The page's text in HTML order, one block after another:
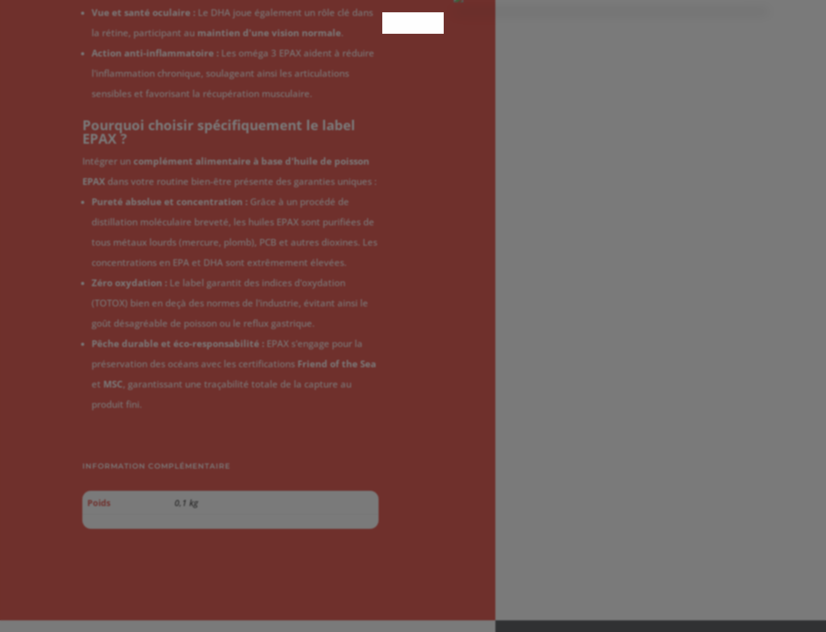
Vue et santé oculaire : Le DHA joue également un rôle clé dans
la rétine, participant au maintien d'une vision normale
Action anti-inflammatoire : Les oméga 3 EPAX aident à réduire
l'inflammation chronique, soulageant ainsi les articulations
sensibles et favorisant la récupération musculaire.
Pourquoi choisir spécifiquement le label
EPAX ?
Intégrer uncomplément alimentaire à base d'huile de poisson
EPAX dans votre routine bien-être présente des garanties uniques :
Pureté absolue et concentration : Grâce à un procédé de
distillation moléculaire breveté, les huiles EPAX sont purifiées de
tous métaux lourds (mercure, plomb), PCB et autres dioxines. Les
concentrations en EPA et DHA sont extrêmement élevées.
Zéro oxydation : Le label garantit des indices d'oxydation
(TOTOX) bien en deçà des normes de l'industrie, évitant ainsi le
goût désagréable de poisson ou le reflux gastrique.
Pêche durable et éco-responsabilité : EPAX s'engage pour la
préservation des océans avec les certifications Friend of the Sea
et MSC, garantissant une traçabilité totale de la capture au
produit fini.
INFORMATION COMPLÉMENTAIRE
Poids 0,1 kg